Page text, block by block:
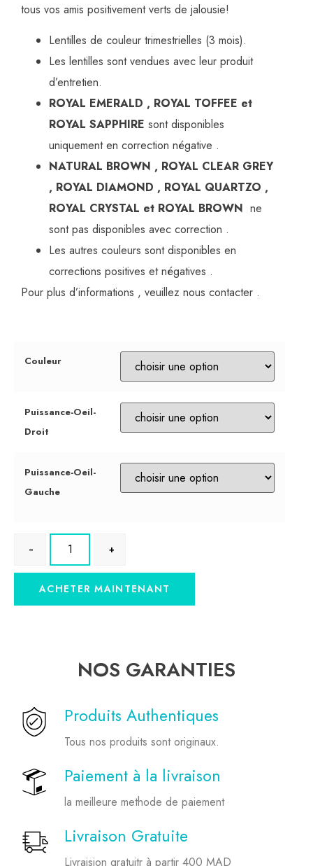
tous vos amis positivement verts de jalousie!
Lentilles de couleur trimestrielles (3 mois).
Les lentilles sont vendues avec leur produit
d’entretien.
ROYAL EMERALD , ROYAL TOFFEE et
ROYAL SAPPHIRE sont disponibles
uniquement en correction négative .
NATURAL BROWN , ROYAL CLEAR GREY
, ROYAL DIAMOND , ROYAL QUARTZO ,
ROYAL CRYSTAL et ROYAL BROWN ne
sont pas disponibles avec correction .
Les autres couleurs sont disponibles en
corrections positives et négatives .
Pour plus d’informations , veuillez nous contacter .
Couleur
Puissance-Oeil-
Droit
Puissance-Oeil-
Gauche
ACHETER MAINTENANT
NOS GARANTIES
Produits Authentiques
Tous nos produits sont originaux.
Paiement à la livraison
la meilleure methode de paiement
Livraison Gratuite
Livraision gratuitr à partir 400 MAD